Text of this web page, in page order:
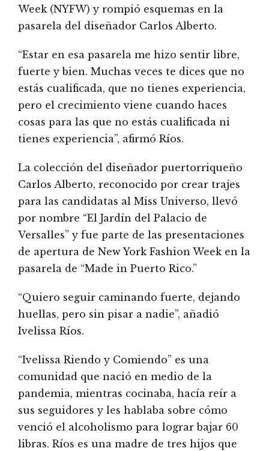
Week (NYFW) y rompió esquemas en la
pasarela del diseñador Carlos Alberto.
“Estar en esa pasarela me hizo sentir libre,
fuerte y bien. Muchas veces te dices que no
estás cualificada, que no tienes experiencia,
pero el crecimiento viene cuando haces
cosas para las que no estás cualificada ni
tienes experiencia”, afirmó Ríos.
La colección del diseñador puertorriqueño
Carlos Alberto, reconocido por crear trajes
para las candidatas al Miss Universo, llevó
por nombre “El Jardín del Palacio de
Versalles” y fue parte de las presentaciones
de apertura de New York Fashion Week en la
pasarela de “Made in Puerto Rico.”
“Quiero seguir caminando fuerte, dejando
huellas, pero sin pisar a nadie”, añadió
Ivelissa Ríos.
“Ivelissa Riendo y Comiendo” es una
comunidad que nació en medio de la
pandemia, mientras cocinaba, hacía reír a
sus seguidores y les hablaba sobre cómo
venció el alcoholismo para lograr bajar 60
libras. Ríos es una madre de tres hijos que